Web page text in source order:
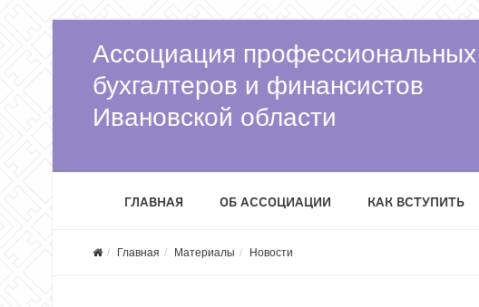
Ассоциация профессиональных
бухгалтеров и финансистов
Ивановской области
ГЛАВНАЯ ОБ АССОЦИАЦИИ КАК ВСТУПИТЬ
Главная Материалы Новости